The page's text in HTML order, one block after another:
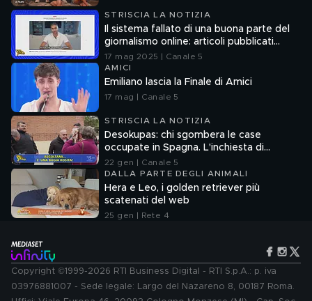
STRISCIA LA NOTIZIA
Il sistema fallato di una buona parte del
giornalismo online: articoli pubblicati
senza la verifica delle fonti
17 mag 2025 | Canale 5
AMICI
Emiliano lascia la Finale di Amici
17 mag | Canale 5
STRISCIA LA NOTIZIA
Desokupas: chi sgombera le case
occupate in Spagna. L'inchiesta di
Francesco Mazza
22 gen | Canale 5
DALLA PARTE DEGLI ANIMALI
Hera e Leo, i golden retriever più
scatenati del web
25 gen | Rete 4
Copyright ©1999-2026 RTI Business Digital - RTI S.p.A.: p. iva
03976881007 - Sede legale: Largo del Nazareno 8, 00187 Roma.